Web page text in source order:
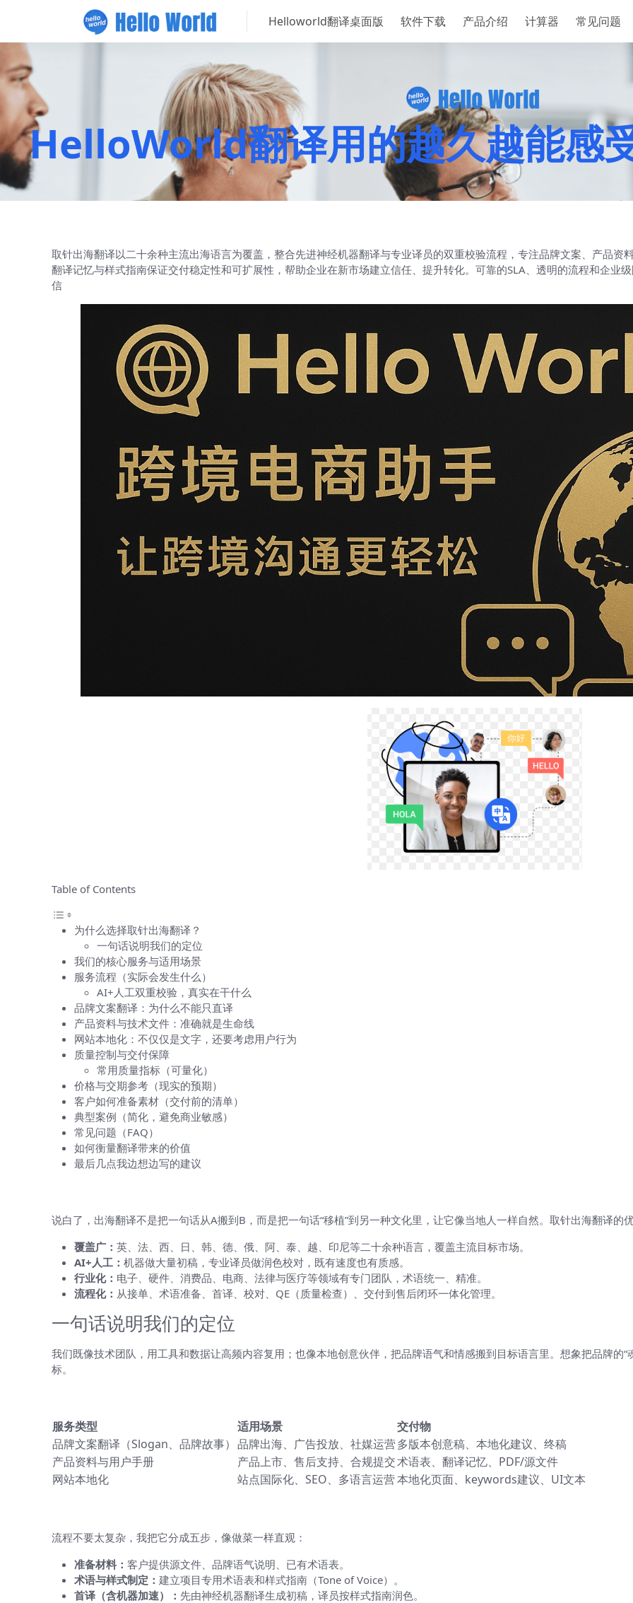
Helloworld翻译桌面版 软件下载 产品介绍 计算器 常见问题
HelloWorld翻译用的越久越能感
取针出海翻译以二十余种主流出海语言为覆盖，整合先进神经机器翻译与专业译员的双重校验流程，专注品牌文案、产品资
翻译记忆与样式指南保证交付稳定性和可扩展性，帮助企业在新市场建立信任、提升转化。可靠的SLA、透明的流程和企业
信
Table of Contents
为什么选择取针出海翻译？
一句话说明我们的定位
我们的核心服务与适用场景
服务流程（实际会发生什么）
AI+人工双重校验，真实在干什么
品牌文案翻译：为什么不能只直译
产品资料与技术文件：准确就是生命线
网站本地化：不仅仅是文字，还要考虑用户行为
质量控制与交付保障
常用质量指标（可量化）
价格与交期参考（现实的预期）
客户如何准备素材（交付前的清单）
典型案例（简化，避免商业敏感）
常见问题（FAQ）
如何衡量翻译带来的价值
最后几点我边想边写的建议
说白了，出海翻译不是把一句话从A搬到B，而是把一句话“移植”到另一种文化里，让它像当地人一样自然。取针出海翻译的
覆盖广： 英、法、西、日、韩、德、俄、阿、泰、越、印尼等二十余种语言，覆盖主流目标市场。
AI+人工： 机器做大量初稿，专业译员做润色校对，既有速度也有质感。
行业化： 电子、硬件、消费品、电商、法律与医疗等领域有专门团队，术语统一、精准。
流程化： 从接单、术语准备、首译、校对、QE（质量检查）、交付到售后闭环一体化管理。
一句话说明我们的定位
我们既像技术团队，用工具和数据让高频内容复用；也像本地创意伙伴，把品牌语气和情感搬到目标语言里。想象把品牌的
标。
服务类型 适用场景
交付物
品牌文案翻译（Slogan、品牌故事） 品牌出海、广告投放、社媒运营多版本创意稿、本地化建议、终稿
产品资料与用户手册
产品上市、售后支持、合规提交术语表、翻译记忆、PDF/源文件
网站本地化
站点国际化、SEO、多语言运营本地化页面、keywords建议、UI文本
流程不要太复杂，我把它分成五步，像做菜一样直观：
准备材料： 客户提供源文件、品牌语气说明、已有术语表。
术语与样式制定： 建立项目专用术语表和样式指南（Tone of Voice）。
首译（含机器加速）： 先由神经机器翻译生成初稿，译员按样式指南润色。